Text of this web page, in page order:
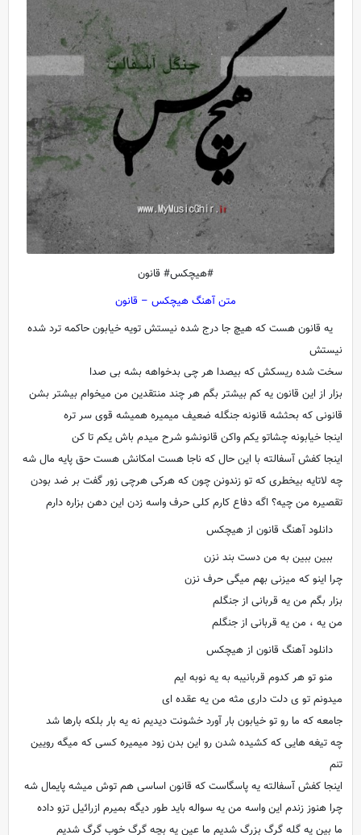
#هیچکس# قانون
متن آهنگ هیچکس – قانون
یه قانون هست که هیچ جا درج شده نیستش تویه خیابون حاکمه ترد شده
نیستش
سخت شده ریسکش که بیصدا هر چی بدخواهه بشه بی صدا
بزار از این قانون یه کم بیشتر بگم هر چند منتقدین من میخوام بیشتر بشن
قانونی که بحثشه قانونه جنگله ضعیف میمیره همیشه قوی سر تره
اینجا خیابونه چشاتو یکم واکن قانونشو شرح میدم باش یکم تا کن
اینجا کفش آسفالته با این حال که ناجا هست امکانش هست حق پایه مال شه
چه لاتایه بیخطری که تو زندونن چون که هرکی هرچی زور گفت بر ضد بودن
تقصیره من چیه؟ اگه دفاع کارم کلی حرف واسه زدن این دهن بزاره دارم
دانلود آهنگ قانون از هیچکس
ببین ببین به من دست بند نزن
چرا اینو که میزنی بهم میگی حرف نزن
بزار بگم من یه قربانی از جنگلم
من یه ، من یه قربانی از جنگلم
دانلود آهنگ قانون از هیچکس
منو تو هر کدوم قربانیبه به یه نوبه ایم
میدونم تو ی دلت داری مثه من یه عقده ای
جامعه که ما رو تو خیابون بار آورد خشونت دیدیم نه یه بار بلکه بارها شد
چه تیغه هایی که کشیده شدن رو این بدن زود میمیره کسی که میگه رویین
تنم
اینجا کفش آسفالته یه پاسگاست که قانون اساسی هم توش میشه پایمال شه
چرا هنوز زندم این واسه من یه سواله باید طور دیگه بمیرم ازرائیل تزو داده
ما بین یه گله گرگ بزرگ شدیم ما عین یه بچه گرگ خوب گرگ شدیم